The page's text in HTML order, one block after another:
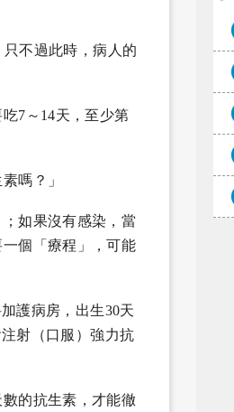
不過此時，病人的
7～14天，至少第
嗎？」
如果沒有感染，當
個「療程」，可能
護病房，出生30天
射（口服）強力抗
的抗生素，才能徹